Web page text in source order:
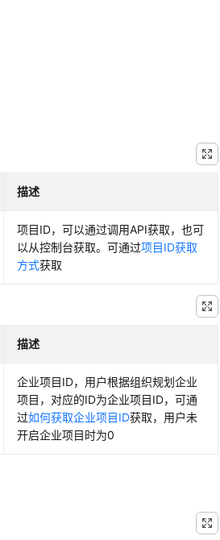
描述
项目ID，可以通过调用API获取，也可
以从控制台获取。可通过项目ID获取
方式获取
描述
企业项目ID，用户根据组织规划企业
项目，对应的ID为企业项目ID，可通
过如何获取企业项目ID获取，用户未
开启企业项目时为0